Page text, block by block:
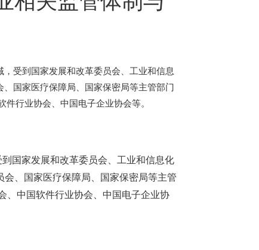
受到国家发展和改革委员会、工业和信息
国家医疗保障局、国家保密局等主管部门
行业协会、中国电子企业协会等。
国家发展和改革委员会、工业和信息化
、国家医疗保障局、国家保密局等主管
、中国软件行业协会、中国电子企业协